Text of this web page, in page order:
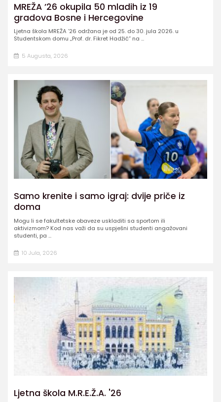
MREŽA ’26 okupila 50 mladih iz 19
gradova Bosne i Hercegovine
Ljetna škola MREŽA ’26 održana je od 25. do 30. jula 2026. u
Studentskom domu „Prof. dr. Fikret Hadžić” na ...
5 Augusta, 2026
Samo krenite i samo igraj: dvije priče iz
doma
Mogu li se fakultetske obaveze uskladiti sa sportom ili
aktivizmom? Kod nas važi da su uspješni studenti angažovani
studenti, pa ...
10 Jula, 2026
Ljetna škola M.R.E.Ž.A. '26